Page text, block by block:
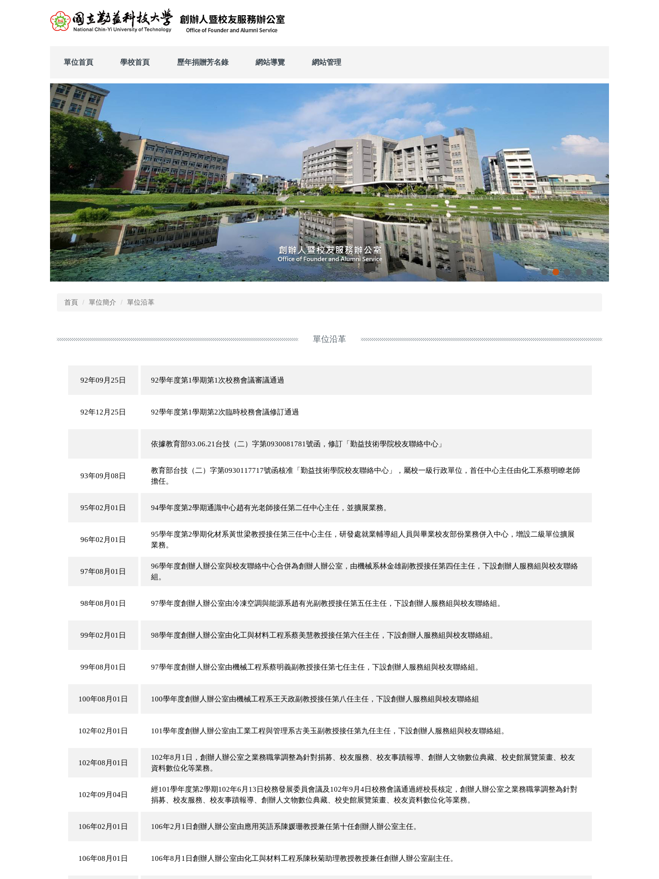
單位首頁 學校首頁 歷年捐贈芳名錄 網站導覽 網站管理
首頁 單位簡介 單位沿革
單位沿革
92年09月25日 92學年度第1學期第1次校務會議審議通過
92年12月25日 92學年度第1學期第2次臨時校務會議修訂通過
依據教育部93.06.21台技（二）字第0930081781號函，修訂「勤益技術學院校友聯絡中心」
93年09月08日
教育部台技（二）字第0930117717號函核准「勤益技術學院校友聯絡中心」，屬校一級行政單位，首任中心主任由化工系蔡明瞭老師
擔任。
95年02月01日 94學年度第2學期通識中心趙有光老師接任第二任中心主任，並擴展業務。
96年02月01日
95學年度第2學期化材系黃世梁教授接任第三任中心主任，研發處就業輔導組人員與畢業校友部份業務併入中心，增設二級單位擴展
業務。
97年08月01日
96學年度創辦人辦公室與校友聯絡中心合併為創辦人辦公室，由機械系林金雄副教授接任第四任主任，下設創辦人服務組與校友聯絡
組。
98年08月01日 97學年度創辦人辦公室由冷凍空調與能源系趙有光副教授接任第五任主任，下設創辦人服務組與校友聯絡組。
99年02月01日 98學年度創辦人辦公室由化工與材料工程系蔡美慧教授接任第六任主任，下設創辦人服務組與校友聯絡組。
99年08月01日 97學年度創辦人辦公室由機械工程系蔡明義副教授接任第七任主任，下設創辦人服務組與校友聯絡組。
100年08月01日 100學年度創辦人辦公室由機械工程系王天政副教授接任第八任主任，下設創辦人服務組與校友聯絡組
102年02月01日 101學年度創辦人辦公室由工業工程與管理系古美玉副教授接任第九任主任，下設創辦人服務組與校友聯絡組。
102年08月01日
102年8月1日，創辦人辦公室之業務職掌調整為針對捐募、校友服務、校友事蹟報導、創辦人文物數位典藏、校史館展覽策畫、校友
資料數位化等業務。
102年09月04日
經101學年度第2學期102年6月13日校務發展委員會議及102年9月4日校務會議通過經校長核定，創辦人辦公室之業務職掌調整為針對
捐募、校友服務、校友事蹟報導、創辦人文物數位典藏、校史館展覽策畫、校友資料數位化等業務。
106年02月01日 106年2月1日創辦人辦公室由應用英語系陳媛珊教授兼任第十任創辦人辦公室主任。
106年08月01日 106年8月1日創辦人辦公室由化工與材料工程系陳秋菊助理教授教授兼任創辦人辦公室副主任。